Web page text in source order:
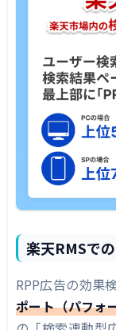
楽天RMSで
RPP広告の効果
ポート（パフォ